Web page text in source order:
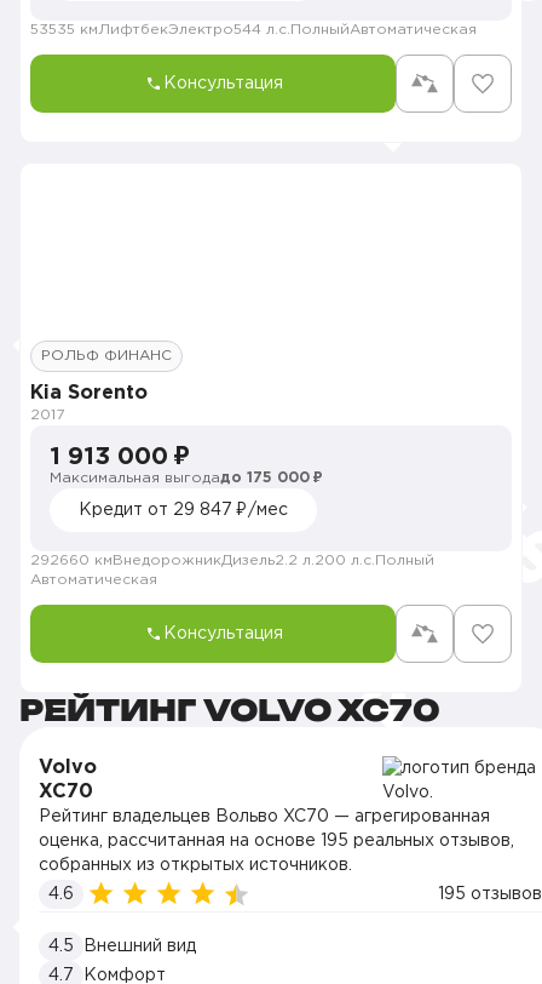
53535 км ЛифтбекЭлектро544 л.с. ПолныйАвтоматическая
Консультация
РОЛЬФ ФИНАНС
Kia Sorento
2017
1 913 000 ₽
Максимальная выгодадо 175 000 ₽
Кредит от 29 847 ₽/мес
292660 км ВнедорожникДизель2.2 л. 200 л.с. Полный
Автоматическая
Консультация
РЕЙТИНГ VOLVO XC70
Volvo
XC70
Рейтинг владельцев Вольво XC70 — агрегированная
оценка, рассчитанная на основе 195 реальных отзывов,
собранных из открытых источников.
4.6
195 отзывов
4.5
Внешний вид
4.7
Комфорт